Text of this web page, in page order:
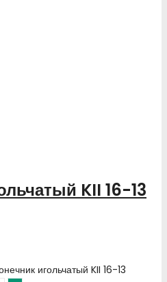
KII 16-13
игольчатый KII 16-13